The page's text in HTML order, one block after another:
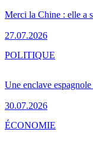
Merci la Chine : elle a
27.07.2026
Une enclave
30.07.2026
POLITIQUE
ÉCONOMIE